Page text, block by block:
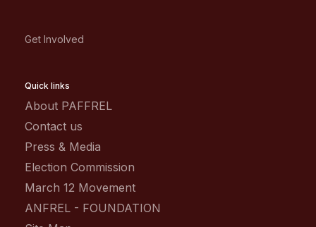
Get Involved
Quick links
About PAFFREL
Contact us
Press & Media
Election Commission
March 12 Movement
ANFREL - FOUNDATION